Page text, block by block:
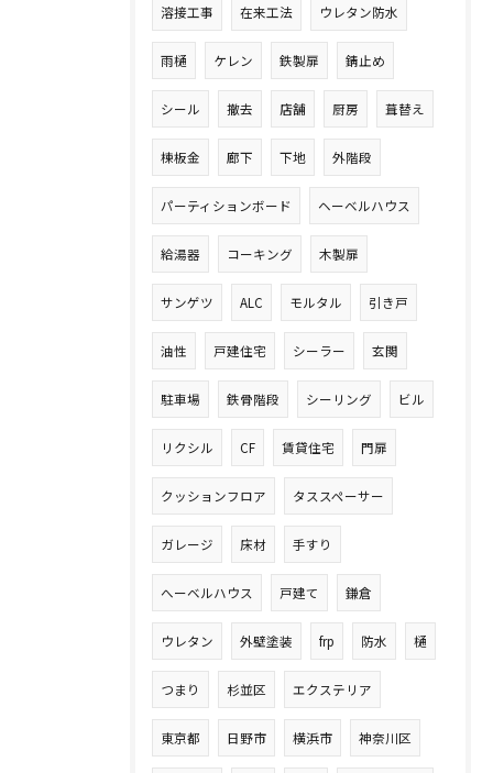
溶接工事 在来工法 ウレタン防水
雨樋 ケレン 鉄製扉 錆止め
シール 撤去 店舗 厨房 葺替え
棟板金 廊下 下地 外階段
パーティションボード ヘーベルハウス
給湯器 コーキング 木製扉
サンゲツ ALC モルタル 引き戸
油性 戸建住宅 シーラー 玄関
駐車場 鉄骨階段 シーリング ビル
リクシル CF 賃貸住宅 門扉
クッションフロア タススペーサー
ガレージ 床材 手すり
へーベルハウス 戸建て 鎌倉
ウレタン 外壁塗装 frp 防水 樋
つまり 杉並区 エクステリア
東京都 日野市 横浜市 神奈川区